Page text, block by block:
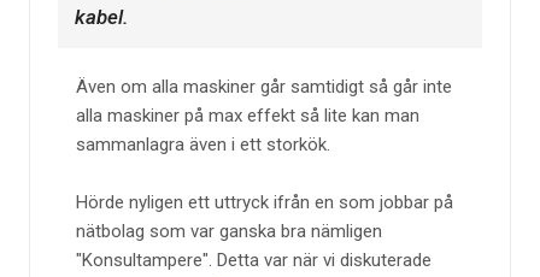
kabel.
Även om alla maskiner går samtidigt så går inte
alla maskiner på max effekt så lite kan man
sammanlagra även i ett storkök.
Hörde nyligen ett uttryck ifrån en som jobbar på
nätbolag som var ganska bra nämligen
"Konsultampere". Detta var när vi diskuterade